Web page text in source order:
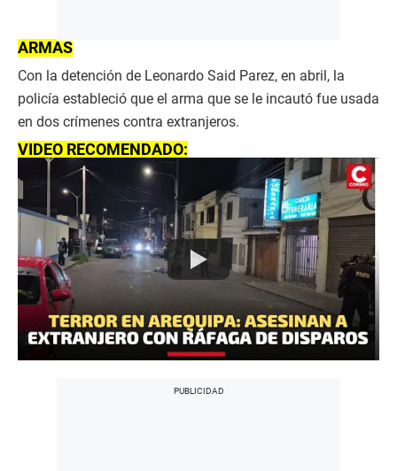
ARMAS
Con la detención de Leonardo Said Parez, en abril, la
policía estableció que el arma que se le incautó fue usada
en dos crímenes contra extranjeros.
VIDEO RECOMENDADO: